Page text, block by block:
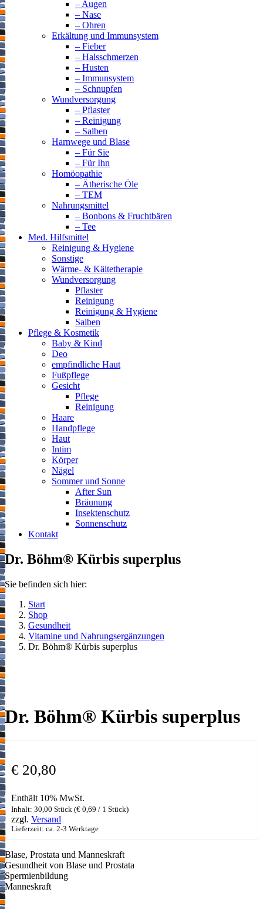
– Augen
– Nase
– Ohren
Erkältung und Immunsystem
– Fieber
– Halsschmerzen
– Husten
– Immunsystem
– Schnupfen
Wundversorgung
– Pflaster
– Reinigung
– Salben
Harnwege und Blase
– Für Sie
– Für Ihn
Homöopathie
– Ätherische Öle
– TEM
Nahrungsmittel
– Bonbons & Fruchtbären
– Tee
Med. Hilfsmittel
Reinigung & Hygiene
Sonstige
Wärme- & Kältetherapie
Wundversorgung
Pflaster
Reinigung
Reinigung & Hygiene
Salben
Pflege & Kosmetik
Baby & Kind
Deo
empfindliche Haut
Fußpflege
Gesicht
Pflege
Reinigung
Haare
Handpflege
Haut
Intim
Körper
Nägel
Sommer und Sonne
After Sun
Bräunung
Insektenschutz
Sonnenschutz
Kontakt
Dr. Böhm® Kürbis superplus
Sie befinden sich hier:
Start
Shop
Gesundheit
Vitamine und Nahrungsergänzungen
Dr. Böhm® Kürbis superplus
Dr. Böhm® Kürbis superplus
€ 20,80
Enthält 10% MwSt.
Inhalt: 30,00 Stück (€ 0,69 / 1 Stück)
zzgl. Versand
Lieferzeit: ca. 2-3 Werktage
Blase, Prostata und Manneskraft
Gesundheit von Blase und Prostata
Spermienbildung
Manneskraft